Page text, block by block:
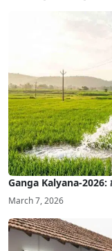
Ganga Kalyana-
March 7, 2026